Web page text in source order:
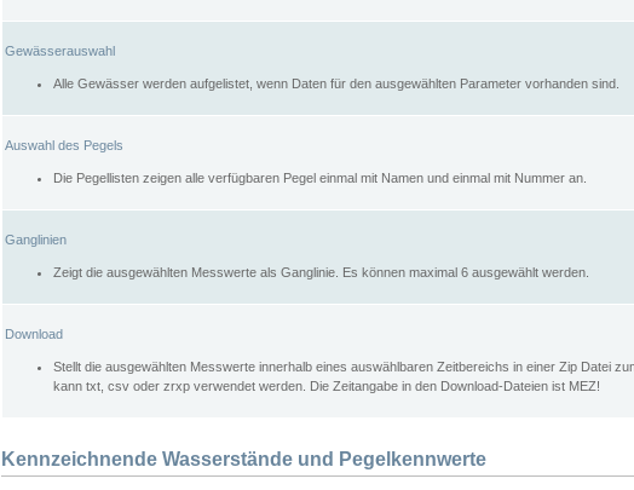
Gewässerauswahl
Alle Gewässer werden aufgelistet, wenn Daten für den ausgewählten Parameter vorhanden sind.
Auswahl des Pegels
Die Pegellisten zeigen alle verfügbaren Pegel einmal mit Namen und einmal mit Nummer an.
Ganglinien
Zeigt die ausgewählten Messwerte als Ganglinie. Es können maximal 6 ausgewählt werden.
Download
Stellt die ausgewählten Messwerte innerhalb eines auswählbaren Zeitbereichs in einer Zip Datei
kann txt, csv oder zrxp verwendet werden. Die Zeitangabe in den Download-Dateien ist MEZ!
Kennzeichnende Wasserstände und Pegelkennwerte